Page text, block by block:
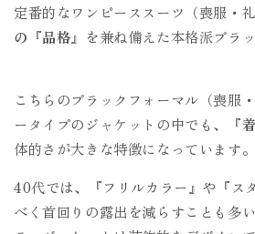
定番的なワンピーススーツ（喪服・
の『品格』 を兼ね備えた本格派ブラ
こちらのブラックフォーマル（喪服
ータイプのジャケットの中でも、
『
体的さが大きな特徴になっています。
40代では、『フリルカラー』や『ス
べく首回りの露出を減らすことも多